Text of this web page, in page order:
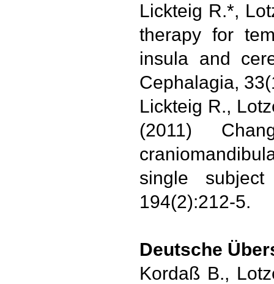
Lickteig R.*,
therapy for
insula and
Cephalagia,
Lickteig R.,
(2011)
single
194(2):212-5.
Deutsche
Kordaß B.,